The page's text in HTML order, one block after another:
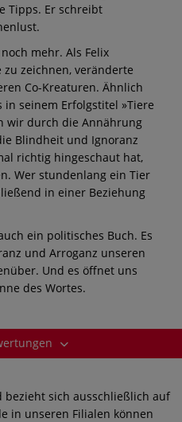
Tipps. Er schreibt
mehr. Als Felix
zu zeichnen, veränderte
Co-Kreaturen. Ähnlich
in seinem Erfolgstitel »Tiere
wir durch die Annährung
Blindheit und Ignoranz
richtig hingeschaut hat,
Wer stundenlang ein Tier
in einer Beziehung
ein politisches Buch. Es
und Arroganz unseren
Und es öffnet uns
des Wortes.
bezieht sich ausschließlich auf
in unseren Filialen können